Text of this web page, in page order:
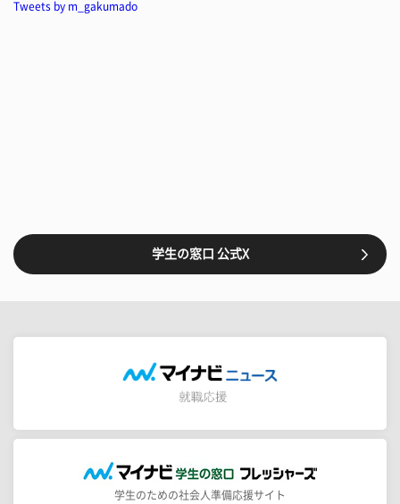
Tweets by m_gakumado
学生の窓口 公式X
学生のための社会人準備応援サイト